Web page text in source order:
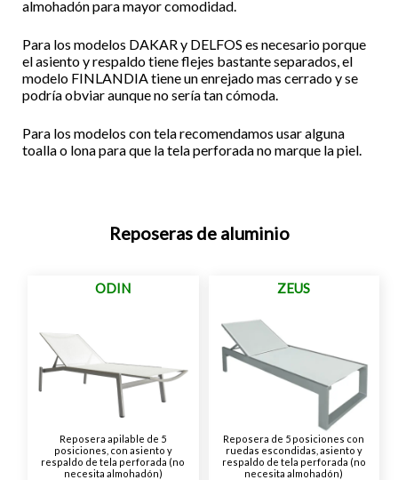
almohadón para mayor comodidad.
Para los modelos DAKAR y DELFOS es necesario porque
el asiento y respaldo tiene flejes bastante separados, el
modelo FINLANDIA tiene un enrejado mas cerrado y se
podría obviar aunque no sería tan cómoda.
Para los modelos con tela recomendamos usar alguna
toalla o lona para que la tela perforada no marque la piel.
Reposeras de aluminio
ODIN
Reposera apilable de 5
posiciones, con asiento y
respaldo de tela perforada (no
necesita almohadón)
ZEUS
Reposera de 5 posiciones con
ruedas escondidas, asiento y
respaldo de tela perforada (no
necesita almohadón)